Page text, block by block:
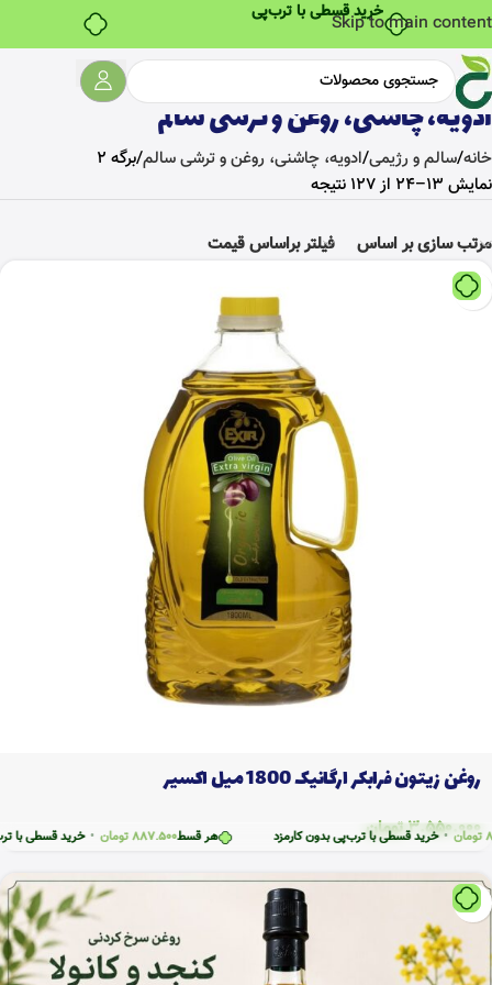
۴ قسط، بدون کارمزد
Skip to main content
ادویه، چاشنی، روغن و ترشی سالم
خانه سالم و رژیمی ادویه، چاشنی، روغن و ترشی سالم برگه 2
نمایش 13–24 از 127 نتیجه
مرتب سازی بر اساس فیلتر براساس قیمت
هر قسط887.500تومان • خرید قسطی با ترب‌پی • خرید قسطی با ترب‌پی بدون کارمزد
روغن زیتون فرابکر ارگانیک 1800 میل اکسیر
3.550.000تومان